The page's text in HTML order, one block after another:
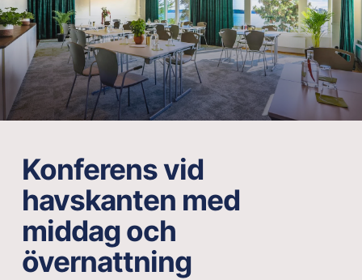
Konferens vid
havskanten med
middag och
övernattning